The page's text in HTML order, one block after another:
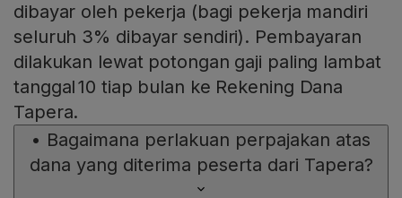
dibayar oleh pekerja (bagi pekerja mandiri
seluruh 3% dibayar sendiri). Pembayaran
dilakukan lewat potongan gaji paling lambat
tanggal 10 tiap bulan ke Rekening Dana
Tapera.
• Bagaimana perlakuan perpajakan atas
dana yang diterima peserta dari Tapera?